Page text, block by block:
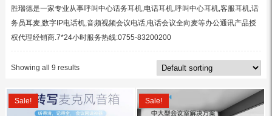
胜瑞德是一家专业从事呼叫中心话务耳机,电话耳机,呼叫中心耳机,客服耳机,话
务员耳麦,数字IP电话机,音频视频会议电话,电话会议全向麦等办公通讯产品授
权代理经销商.7*24小时服务热线:0755-83200200
Showing all 9 results
Sale! Sale!